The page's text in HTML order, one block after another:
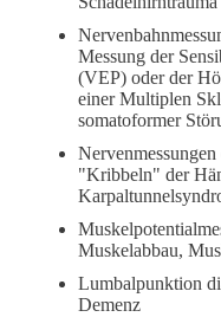
Messung der
(VEP) oder der
einer Multiplen
somatoformer
"Kribbeln" der
Muskelabbau,
Lumbalpunktion
Demenz